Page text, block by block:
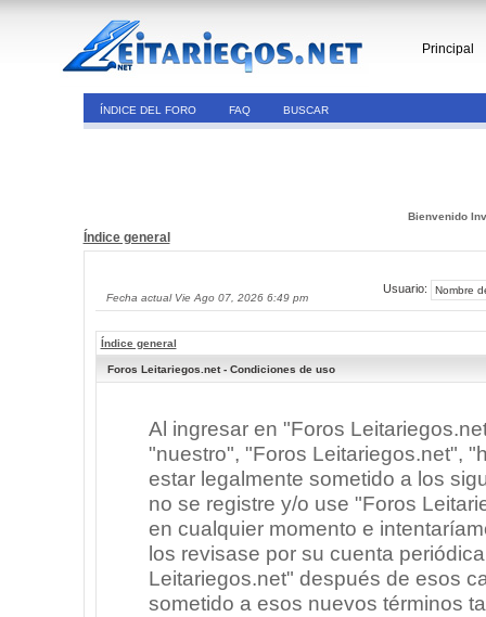
Principal
ÍNDICE DEL FORO FAQ BUSCAR
Bienvenido
Índice general
Fecha actual Vie Ago 07, 2026 6:49 pm
Usuario:
Índice general
Foros Leitariegos.net - Condiciones de uso
Al ingresar en "Foros
"nuestro", "Foros Leitariegos.net",
estar legalmente sometido a los
no se registre y/o use "Foros
en cualquier momento e
los revisase por su cuenta
Leitariegos.net" después de esos
sometido a esos nuevos términos